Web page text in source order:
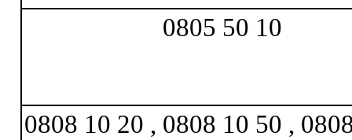
0805 50 10
0808 10 20 , 0808 10 50 ,